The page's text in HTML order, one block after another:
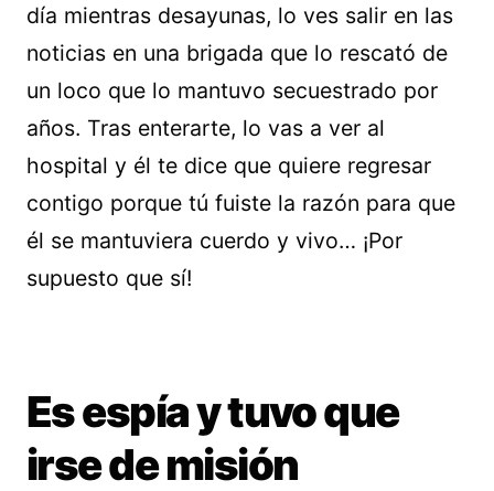
día mientras desayunas, lo ves salir en las
noticias en una brigada que lo rescató de
un loco que lo mantuvo secuestrado por
años. Tras enterarte, lo vas a ver al
hospital y él te dice que quiere regresar
contigo porque tú fuiste la razón para que
él se mantuviera cuerdo y vivo… ¡Por
supuesto que sí!
Es espía y tuvo que
irse de misión